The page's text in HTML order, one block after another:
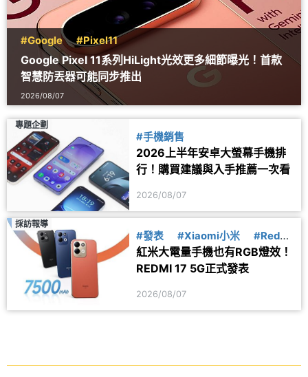
#Google #Pixel11
Google Pixel 11系列HiLight光效更多細節曝光！首款
智慧防丟器可能同步推出
2026/08/07
專題企劃
#手機銷售
2026上半年安卓大螢幕手機排
行！購買建議與入手推薦一次看
2026/08/07
採訪報導
#發表 #Xiaomi小米
#Redmi
紅米
紅米大電量手機也有RGB燈效！
REDMI 17 5G正式發表
2026/08/07